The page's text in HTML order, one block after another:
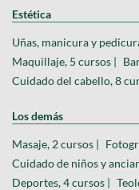
Estética
Uñas, manicura y
Maquillaje, 5 cursos |
Cuidado del cabello, 8
Los demás
Masaje, 2 cursos |
Cuidado de niños y
Deportes, 4 cursos |